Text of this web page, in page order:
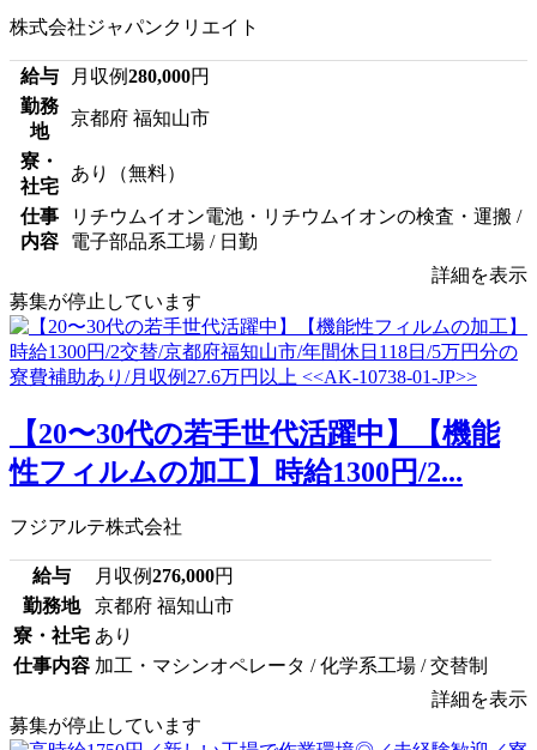
株式会社ジャパンクリエイト
給与 月収例280,000円
勤務
地
京都府 福知山市
寮・
社宅
あり（無料）
仕事
内容
リチウムイオン電池・リチウムイオンの検査・運搬 /
電子部品系工場 / 日勤
詳細を表示
募集が停止しています
【20〜30代の若手世代活躍中】【機能
性フィルムの加工】時給1300円/2...
フジアルテ株式会社
給与 月収例276,000円
勤務地
京都府 福知山市
寮・社宅 あり
仕事内容 加工・マシンオペレータ / 化学系工場 / 交替制
詳細を表示
募集が停止しています